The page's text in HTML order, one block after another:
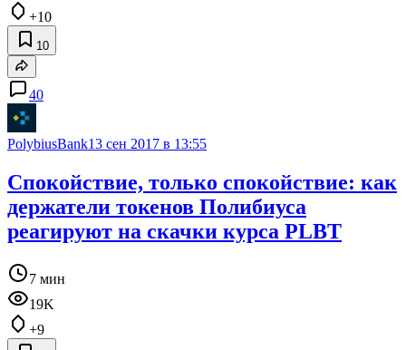
+10
10
40
PolybiusBank13 сен 2017 в 13:55
Спокойствие, только спокойствие: как
держатели токенов Полибиуса
реагируют на скачки курса PLBT
7 мин
19K
+9